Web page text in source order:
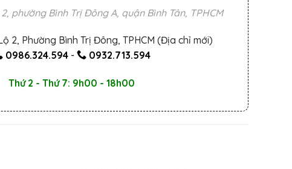
phường Bình Trị Đông A, quận Bình Tân, TPHCM
2, Phường Bình Trị Đông, TPHCM (Địa chỉ mới)
0986.324.594- 0932.713.594
Thứ 2 - Thứ 7: 9h00 - 18h00